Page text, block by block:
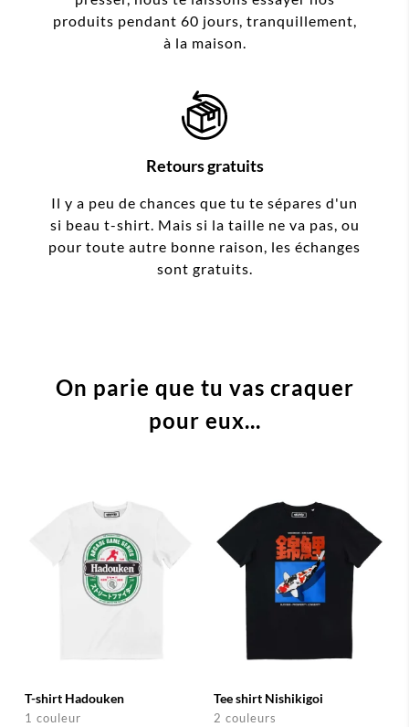
produits pendant 60 jours, tranquillement,
à la maison.
Retours gratuits
Il y a peu de chances que tu te sépares d'un
si beau t-shirt. Mais si la taille ne va pas, ou
pour toute autre bonne raison, les échanges
sont gratuits.
On parie que tu vas craquer
pour eux...
T-shirt Hadouken
1 couleur
Tee shirt Nishikigoi
2 couleurs